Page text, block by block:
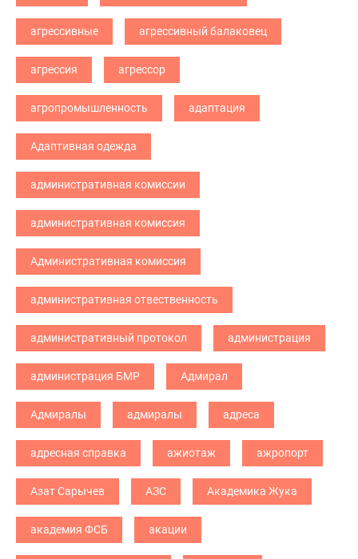
агрессивные агрессивный балаковец
агрессия агрессор
агропромышленность адаптация
Адаптивная одежда
административная комиссии
административная комиссия
Административная комиссия
административная отвественность
административный протокол администрация
администрация БМР Адмирал
Адмиралы адмиралы адреса
адресная справка ажиотаж ажропорт
Азат Сарычев АЗС Академика Жука
академия ФСБ акации